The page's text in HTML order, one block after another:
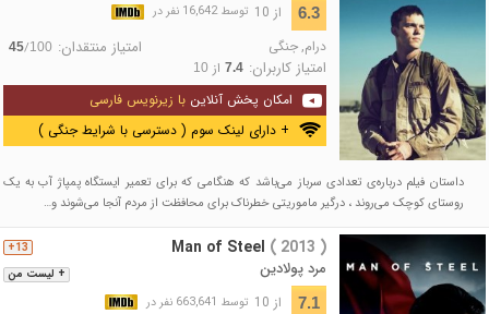
6.3 از 10 توسط 16,642 نفر در
درام, جنگی امتیاز منتقدان: 45/100
امتیاز کاربران: 7.4از 10
امکان پخش آنلاین با زیرنویس فارسی
+ دارای لینک سوم ( دسترسی با شرایط جنگی )
داستان فیلم درباره‌ی تعدادی سرباز می‌باشد که هنگامی که برای تعمیر ایستگاه پمپاژ آب به یک
روستای کوچک می‌روند ، درگیر ماموریتی خطرناک برای محافظت از مردم آنجا می‌شوند و…
+ لیست من
13+ Man of Steel ( 2013 )
مرد پولادین
7.1 از 10 توسط 663,641 نفر در